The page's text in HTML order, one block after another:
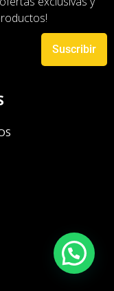
Suscribir